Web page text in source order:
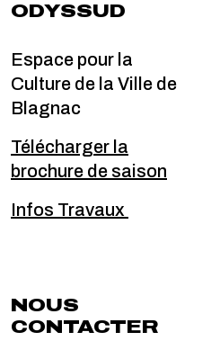
ODYSSUD
Espace pour la
Culture de la Ville de
Blagnac
Télécharger la
brochure de saison
Infos Travaux
NOUS
CONTACTER